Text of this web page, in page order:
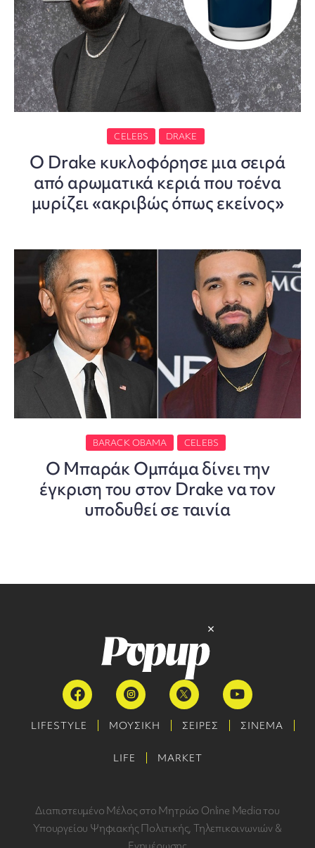
CELEBS DRAKE
Ο Drake κυκλοφόρησε μια σειρά
από αρωματικά κεριά που τοένα
μυρίζει «ακριβώς όπως εκείνος»
BARACK OBAMA CELEBS
Ο Μπαράκ Ομπάμα δίνει την
έγκριση του στον Drake να τον
υποδυθεί σε ταινία
LIFESTYLE ΜΟΥΣΙΚΗ ΣΕΙΡΕΣ ΣΙΝΕΜΑ
LIFE MARKET
Διαπιστευμένο Μέλος στο Μητρώο Online Media του
Υπουργείου Ψηφιακής Πολιτικής, Τηλεπικοινωνιών &